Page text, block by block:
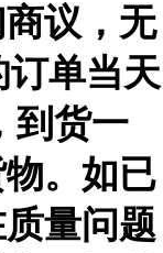
议，无
单当天
到货一
。如已
量问题